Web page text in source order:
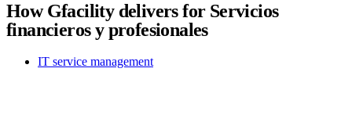
How Gfacility delivers for Servicios
financieros y profesionales
IT service management